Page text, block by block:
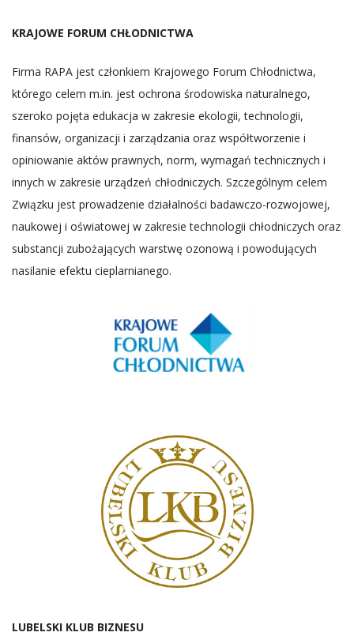
KRAJOWE FORUM CHŁODNICTWA
Firma RAPA jest członkiem Krajowego Forum Chłodnictwa,
którego celem m.in. jest ochrona środowiska naturalnego,
szeroko pojęta edukacja w zakresie ekologii, technologii,
finansów, organizacji i zarządzania oraz współtworzenie i
opiniowanie aktów prawnych, norm, wymagań technicznych i
innych w zakresie urządzeń chłodniczych. Szczególnym celem
Związku jest prowadzenie działalności badawczo-rozwojowej,
naukowej i oświatowej w zakresie technologii chłodniczych oraz
substancji zubożających warstwę ozonową i powodujących
nasilanie efektu cieplarnianego.
LUBELSKI KLUB BIZNESU